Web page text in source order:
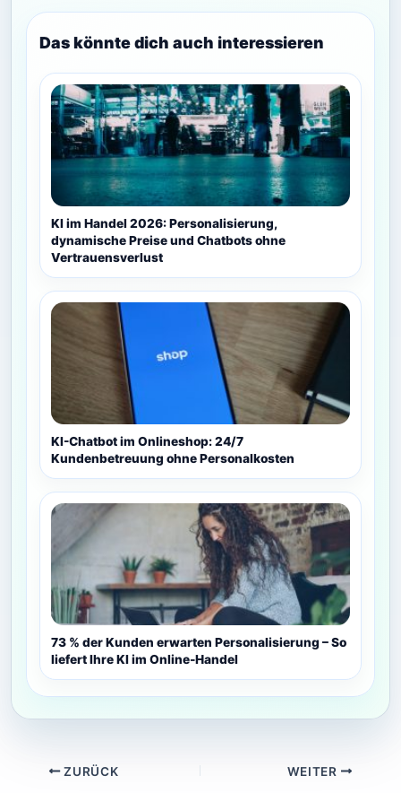
Das könnte dich auch interessieren
KI im Handel 2026: Personalisierung,
dynamische Preise und Chatbots ohne
Vertrauensverlust
KI-Chatbot im Onlineshop: 24/7
Kundenbetreuung ohne Personalkosten
73 % der Kunden erwarten Personalisierung – So
liefert Ihre KI im Online-Handel
ZURÜCK WEITER